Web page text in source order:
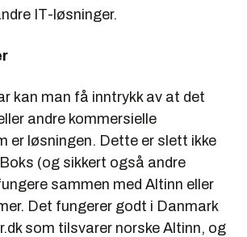
IT-løsninger.
kan man få inntrykk av at det
andre kommersielle
er løsningen. Dette er slett ikke
(og sikkert også andre
sammen med Altinn eller
Det fungerer godt i Danmark
som tilsvarer norske Altinn, og